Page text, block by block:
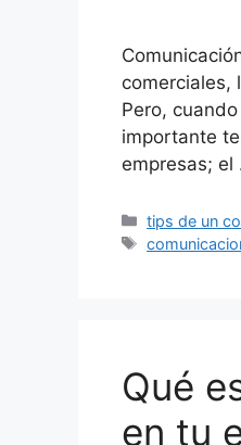
comerciales,
Pero,
importante
empresas; el
Categorías
tips de un
Etiquetas
Qué
en tu